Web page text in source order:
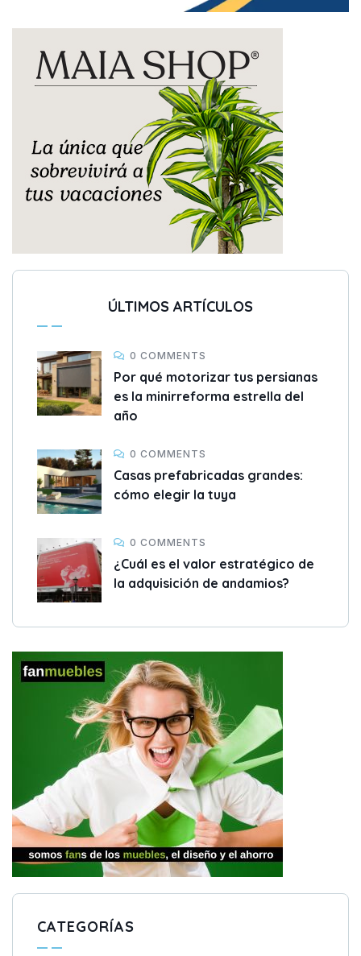
ÚLTIMOS ARTÍCULOS
0 COMMENTS
Por qué motorizar tus persianas
es la minirreforma estrella del
año
0 COMMENTS
Casas prefabricadas grandes:
cómo elegir la tuya
0 COMMENTS
¿Cuál es el valor estratégico de
la adquisición de andamios?
CATEGORÍAS